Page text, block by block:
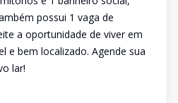
possui 1 vaga de
a oportunidade de viver em
e bem localizado. Agende sua
lar!